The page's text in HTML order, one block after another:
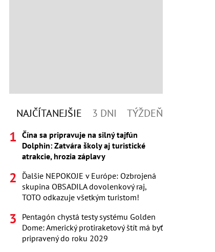
NAJČÍTANEJŠIE 3 DNI TÝŽDEŇ
Čína sa pripravuje na silný tajfún
Dolphin: Zatvára školy aj turistické
atrakcie, hrozia záplavy
Ďalšie NEPOKOJE v Európe: Ozbrojená
skupina OBSADILA dovolenkový raj,
TOTO odkazuje všetkým turistom!
Pentagón chystá testy systému Golden
Dome: Americký protiraketový štít má byť
pripravený do roku 2029